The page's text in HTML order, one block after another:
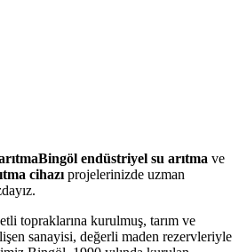
Bingöl endüstriyel su arıtma ve
cihazı projelerinizde uzman
topraklarına kurulmuş, tarım ve
sanayisi, değerli maden rezervleriyle